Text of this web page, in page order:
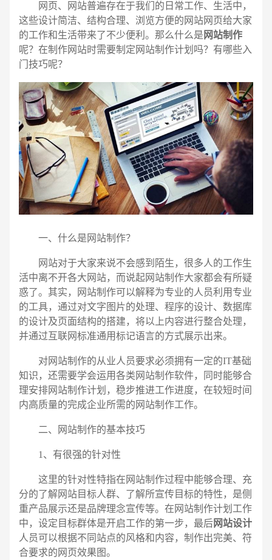
网页、网站普遍存在于我们的日常工作、生活中，
这些设计简洁、结构合理、浏览方便的网站网页给大家
的工作和生活带来了不少便利。那么什么是 网站制作
呢？在制作网站时需要制定网站制作计划吗？有哪些入
门技巧呢？
一、什么是网站制作？
网站对于大家来说不会感到陌生，很多人的工作生
活中离不开各大网站，而说起网站制作大家都会有所疑
惑了。其实，网站制作可以解释为专业的人员利用专业
的工具，通过对文字图片的处理、程序的设计、数据库
的设计及页面结构的搭建，将以上内容进行整合处理，
并通过互联网标准通用标记语言的方式展示出来。
对网站制作的从业人员要求必须拥有一定的IT基础
知识，还需要学会运用各类网站制作软件，同时能够合
理安排网站制作计划，稳步推进工作进度，在较短时间
内高质量的完成企业所需的网站制作工作。
二、网站制作的基本技巧
1、有很强的针对性
这里的针对性特指在网站制作过程中能够合理、充
分的了解网站目标人群、了解所宣传目标的特性，是侧
重产品展示还是品牌理念宣传等。在网站制作计划工作
中，设定目标群体是开启工作的第一步，最后网站设计
人员可以根据不同站点的风格和内容，制作出完美、符
合要求的网页效果图。
请输入您的公司名称
电话 微信号